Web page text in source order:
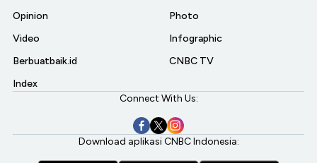
Opinion
Video
Berbuatbaik.id
Index
Photo
Infographic
CNBC TV
Connect With Us:
Download aplikasi CNBC Indonesia: